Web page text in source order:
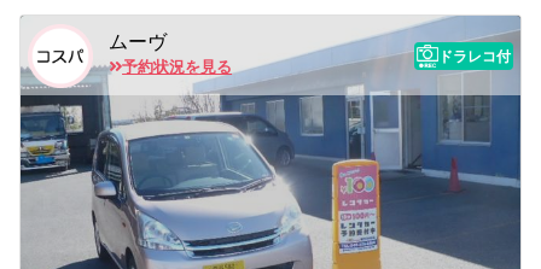
ムーヴ
予約状況を見る
ドラレコ付